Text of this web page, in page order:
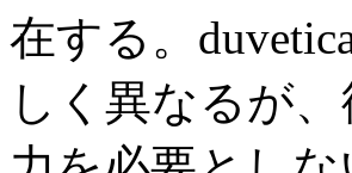
在する。
しく異なるが